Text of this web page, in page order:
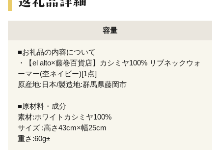
容量
■お礼品の内容について
・【el alto×藤巻百貨店】カシミヤ100% リブネックウォ
ーマー(杢ネイビー)[1点]
原産地:日本/製造地:群馬県藤岡市
■原材料・成分
素材:ホワイトカシミヤ100%
サイズ :高さ43cm×幅25cm
重さ:60g±